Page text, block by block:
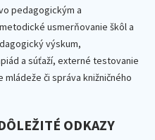
pedagogickým a
usmerňovanie škôl a
výskum,
a súťaží, externé testovanie
či správa knižničného
ODKAZY